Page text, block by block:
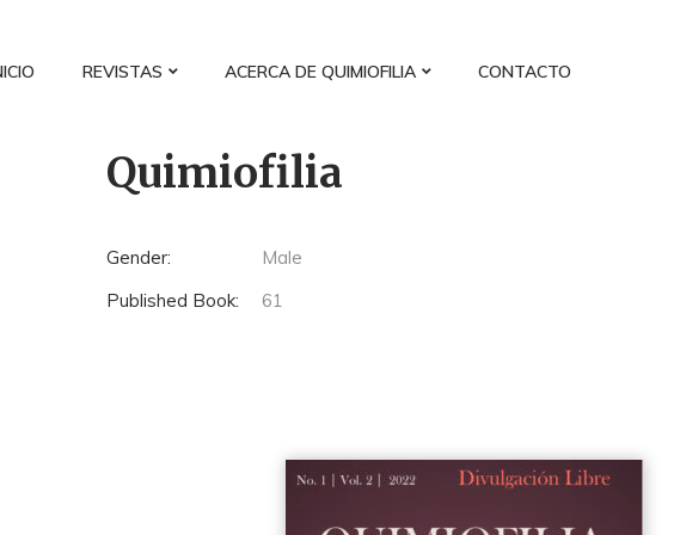
REVISTAS ACERCA DE QUIMIOFILIA CONTACTO
Quimiofilia
Gender:
Male
Published Book:
61